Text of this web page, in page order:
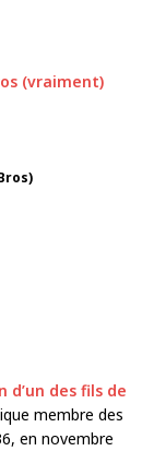
(vraiment)
d’un des fils de
membre des
en novembre